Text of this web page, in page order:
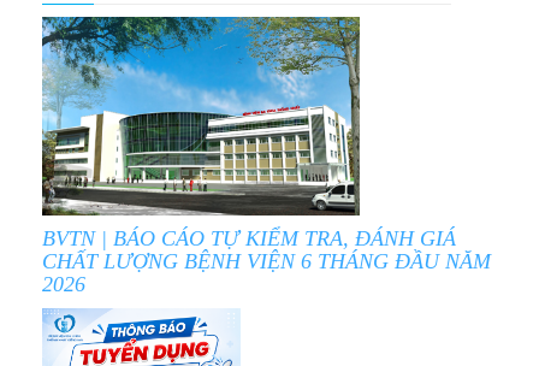
BVTN | BÁO CÁO TỰ KIỂM TRA, ĐÁNH GIÁ
CHẤT LƯỢNG BỆNH VIỆN 6 THÁNG ĐẦU NĂM
2026